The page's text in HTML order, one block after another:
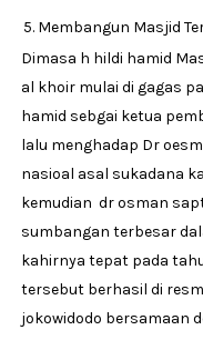
Membangun Masjid
Dimasa h hildi hamid
al khoir mulai di gagas
hamid sebgai ketua
lalu menghadap Dr
nasioal asal sukadana
kemudian dr osman
sumbangan terbesar
kahirnya tepat pada
tersebut berhasil di
jokowidodo bersamaan